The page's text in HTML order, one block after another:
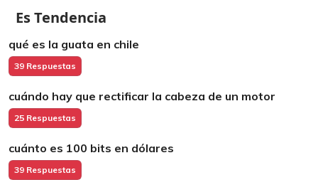
Es Tendencia
qué es la guata en chile
39 Respuestas
cuándo hay que rectificar la cabeza de un motor
25 Respuestas
cuánto es 100 bits en dólares
39 Respuestas